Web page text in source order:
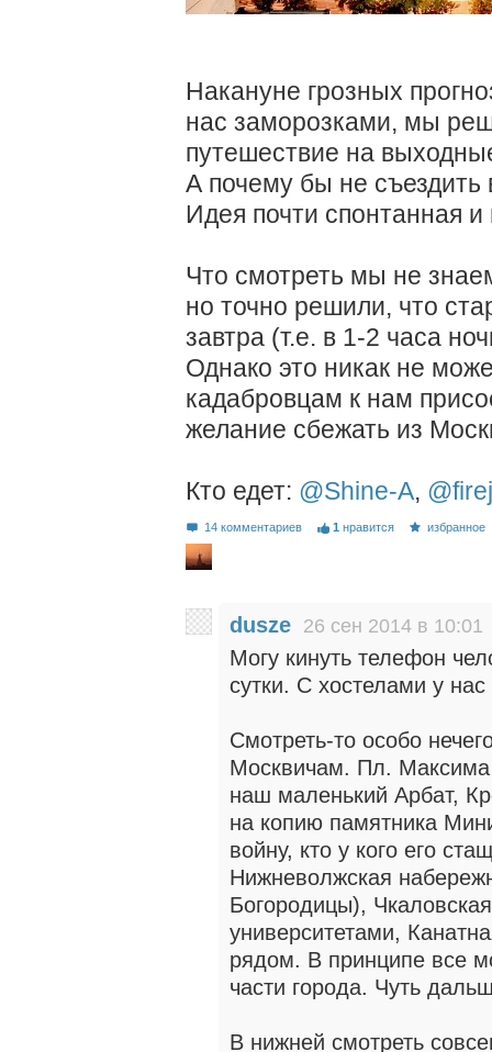
Накануне грозных
нас заморозками, мы
путешествие на
А почему бы не
Идея почти спонтанная
Что смотреть мы не
но точно решили, что
завтра (т.е. в 1-2 часа
Однако это никак не
кадабровцам к нам
желание сбежать из
Кто едет: @Shine-A, @firej
14 комментариев 1 нравится избранное
dusze 26 сен 2014 в 10:01
Могу кинуть телефон
сутки. С хостелами у
Смотреть-то особо
Москвичам. Пл. Максима
наш маленький Арбат,
на копию памятника
войну, кто у кого его
Нижневолжская
Богородицы),
университетами,
рядом. В принципе все
части города. Чуть
В нижней смотреть